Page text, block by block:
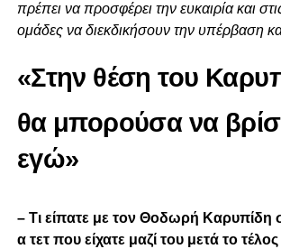
πρέπει να προσφέρει την ευκαιρία και
ομάδες να διεκδικήσουν την υπέρβαση
«Στην θέση του
θα μπορούσα να
εγώ»
– Τι είπατε με τον Θοδωρή Καρυπίδη
α τετ που είχατε μαζί του μετά το